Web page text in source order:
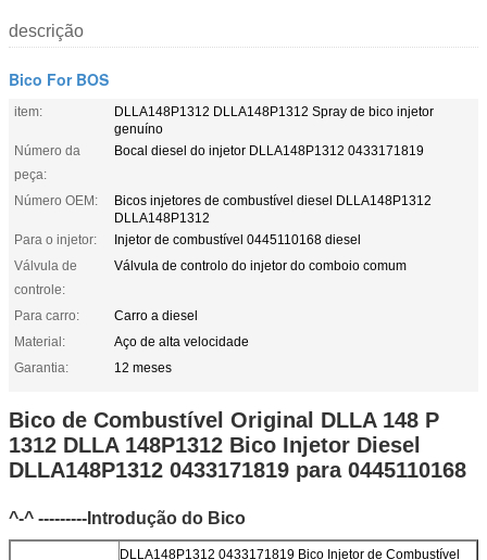
descrição
Bico For BOS
item:
DLLA148P1312 DLLA148P1312 Spray de bico injetor
genuíno
Número da
peça:
Bocal diesel do injetor DLLA148P1312 0433171819
Número OEM:
Bicos injetores de combustível diesel DLLA148P1312
DLLA148P1312
Para o injetor:
Injetor de combustível 0445110168 diesel
Válvula de
controle:
Válvula de controlo do injetor do comboio comum
Para carro:
Carro a diesel
Material:
Aço de alta velocidade
Garantia:
12 meses
Bico de Combustível Original DLLA 148 P
1312 DLLA 148P1312 Bico Injetor Diesel
DLLA148P1312 0433171819 para 0445110168
^-^ ---------Introdução do Bico
DLLA148P1312 0433171819 Bico Injetor de Combustível